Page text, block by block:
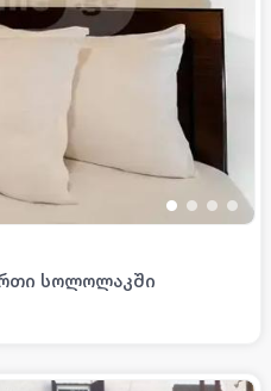
• • • •
სოლოლაკში